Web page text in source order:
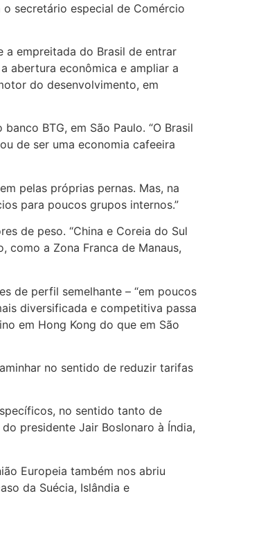
secretário especial de Comércio
a empreitada do Brasil de entrar
abertura econômica e ampliar a
do desenvolvimento, em
BTG, em São Paulo. “O Brasil
de ser uma economia cafeeira
pelas próprias pernas. Mas, na
para poucos grupos internos.”
de peso. “China e Coreia do Sul
a Zona Franca de Manaus,
de perfil semelhante – “em poucos
diversificada e competitiva passa
em Hong Kong do que em São
no sentido de reduzir tarifas
no sentido tanto de
presidente Jair Boslonaro à Índia,
Europeia também nos abriu
da Suécia, Islândia e